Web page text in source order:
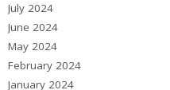
July 2024
June 2024
May 2024
February 2024
January 2024